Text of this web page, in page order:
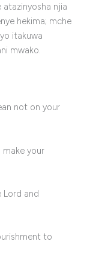
atazinyosha njia
hekima; mche
itakuwa
mwako.
not on your
make your
Lord and
to